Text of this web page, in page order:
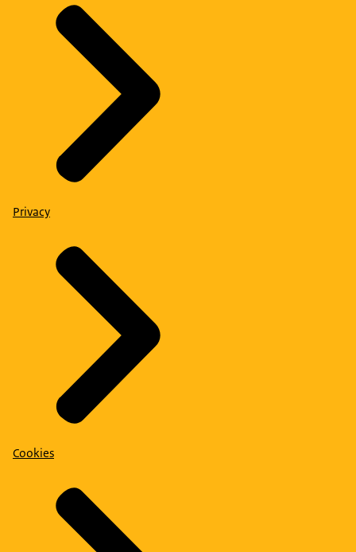
Privacy
Cookies